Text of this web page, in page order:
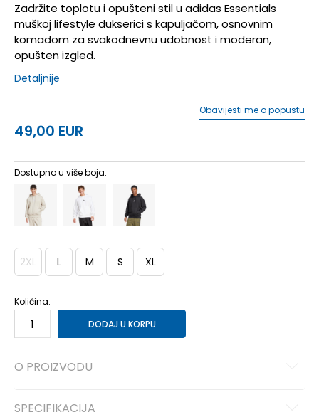
Zadržite toplotu i opušteni stil u adidas Essentials
muškoj lifestyle dukserici s kapuljačom, osnovnim
komadom za svakodnevnu udobnost i moderan,
opušten izgled.
Detaljnije
49,00 EUR
Obavijesti me o popustu
Dostupno u više boja:
2XL L M S XL
Količina:
DODAJ U KORPU
O PROIZVODU
SPECIFIKACIJA